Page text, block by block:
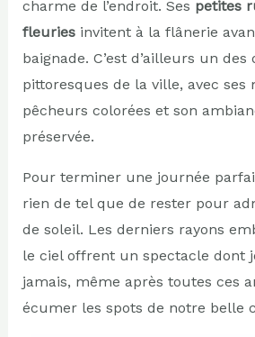
charme de l’endroit. Ses petites
fleuriesinvitent à la flânerie
baignade. C’est d’ailleurs un
pittoresques de la ville, avec ses
pêcheurs colorées et son
préservée.
Pour terminer une journée
rien de tel que de rester pour
de soleil. Les derniers rayons
le ciel offrent un spectacle dont
jamais, même après toutes ces
écumer les spots de notre belle